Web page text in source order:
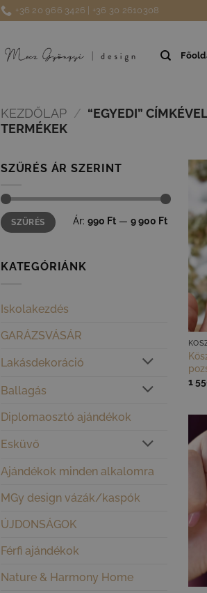
+36 20 966 3426 | +36 30 2610308
KEZDŐLAP / “EGYEDI”
TERMÉKEK
SZŰRÉS ÁR SZERINT
Min
ár
Max
ár
SZŰRÉS Ár: 990 Ft — 9 900 Ft
KATEGÓRIÁNK
Iskolakezdés
GARÁZSVÁSÁR
Lakásdekoráció
Ballagás
Diplomaosztó ajándékok
Esküvő
Ajándékok minden alkalomra
MGy design vázák/kaspók
ÚJDONSÁGOK
Férfi ajándékok
Nature & Harmony Home
1